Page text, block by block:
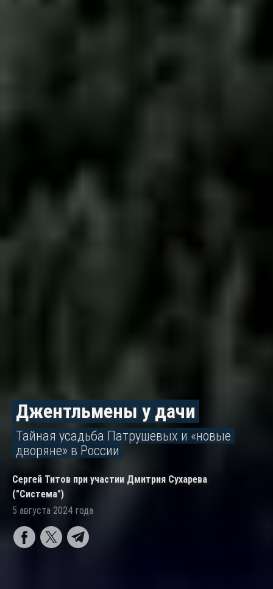
Джентльмены у дачи
Тайная усадьба Патрушевых и «новые
дворяне» в России
Сергей Титов при участии Дмитрия Сухарева
("Система")
5 августа 2024 года